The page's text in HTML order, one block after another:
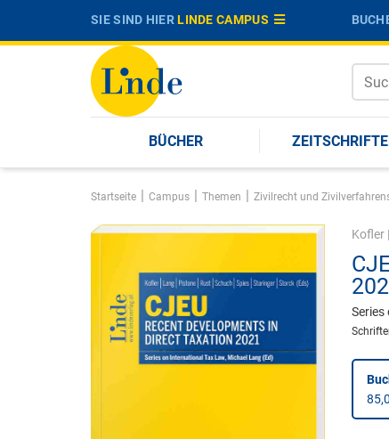
SIE SIND HIERLINDE CAMPUS
BÜCHER
Startseite | Campus | Themen | Zivilrecht und
Kofler|
Series